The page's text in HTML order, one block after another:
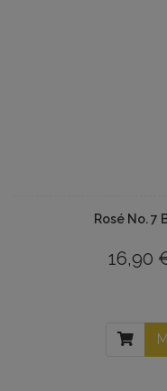
Rosé No. 7
16,90